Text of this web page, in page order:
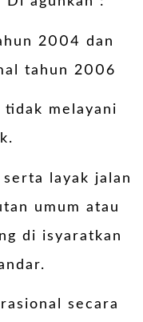
2004 dan
tahun 2006
tidak melayani
layak jalan
umum atau
di isyaratkan
secara